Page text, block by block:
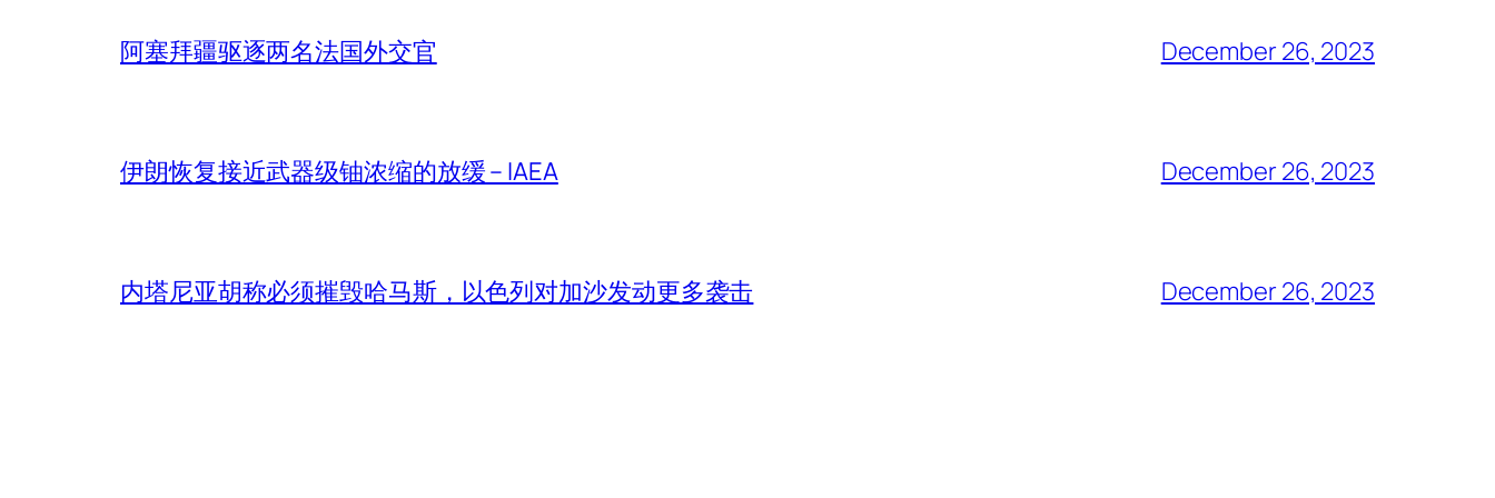
阿塞拜疆驱逐两名法国外交官 December 26, 2023
伊朗恢复接近武器级铀浓缩的放缓 – IAEA December 26, 2023
内塔尼亚胡称必须摧毁哈马斯，以色列对加沙发动更多袭击 December 26, 2023